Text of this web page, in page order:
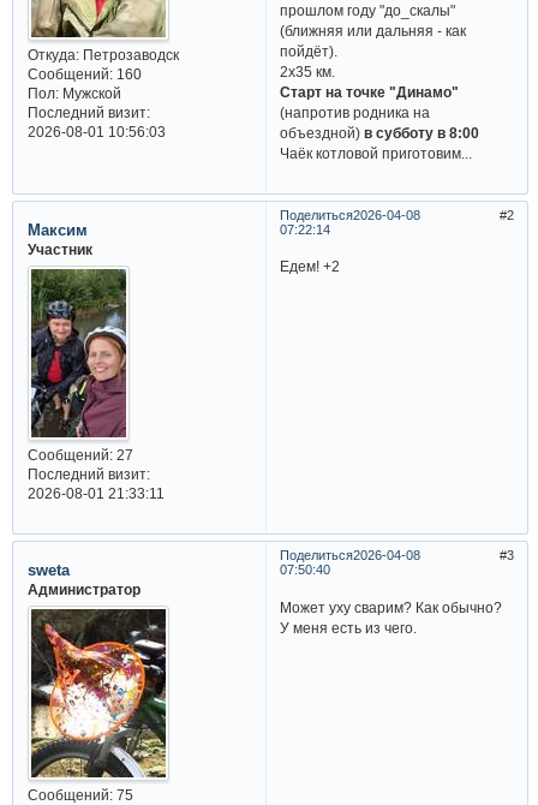
Откуда:Петрозаводск
Сообщений:160
Пол:Мужской
Последний визит:
2026-08-01 10:56:03
прошлом году "до_скалы"
(ближняя или дальняя - как
пойдёт).
2х35 км.
Старт на точке "Динамо"
(напротив родника на
объездной) в субботу в 8:00
Чаёк котловой приготовим...
Поделиться 2
2026-04-08
07:22:14
Максим
Участник
Сообщений:27
Последний визит:
2026-08-01 21:33:11
Едем! +2
Поделиться 3
2026-04-08
07:50:40
sweta
Администратор
Сообщений:75
Может уху сварим? Как обычно?
У меня есть из чего.